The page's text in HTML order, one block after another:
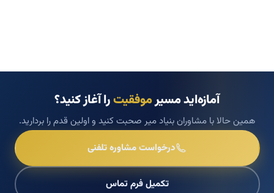
آمازه‌اید مسیرموفقیترا آغاز کنید؟
همین حالا با مشاوران بنیاد میر صحبت کنید و اولین قدم را بردارید.
درخواست مشاوره تلفنی
تکمیل فرم تماس